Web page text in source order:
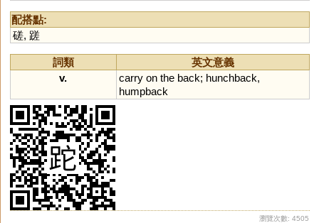
配搭點:
磋, 蹉
詞類
英文意義
v.
carry on the back; hunchback,
humpback
瀏覽次數: 4505